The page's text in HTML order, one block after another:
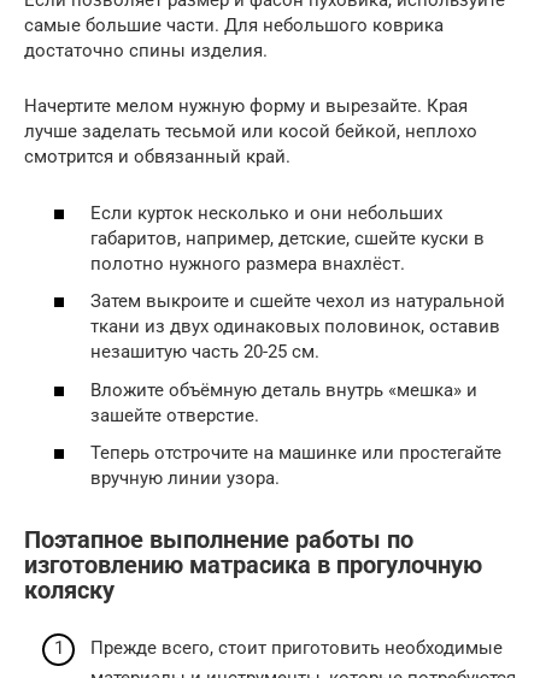
самые большие части. Для небольшого коврика
достаточно спины изделия.
Начертите мелом нужную форму и вырезайте. Края
лучше заделать тесьмой или косой бейкой, неплохо
смотрится и обвязанный край.
Если курток несколько и они небольших
габаритов, например, детские, сшейте куски в
полотно нужного размера внахлёст.
Затем выкроите и сшейте чехол из натуральной
ткани из двух одинаковых половинок, оставив
незашитую часть 20-25 см.
Вложите объёмную деталь внутрь «мешка» и
зашейте отверстие.
Теперь отстрочите на машинке или простегайте
вручную линии узора.
Поэтапное выполнение работы по
изготовлению матрасика в прогулочную
коляску
Прежде всего, стоит приготовить необходимые